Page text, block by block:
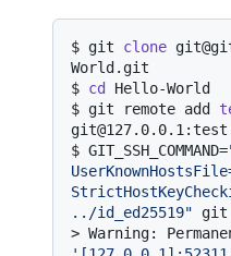
$ git clone
World.git
$ cd Hello-World
$ git remote add
$ GIT_SSH_COMMAND=
../id_ed25519" git
>